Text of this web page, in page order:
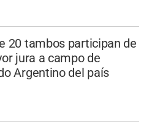
20 tambos participan de
jura a campo de
Argentino del país